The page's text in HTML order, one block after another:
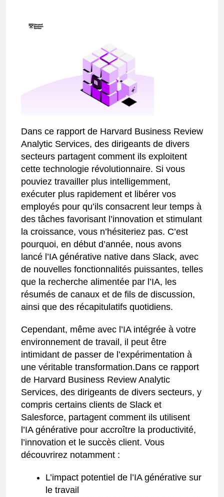
Dans ce rapport de Harvard Business Review
Analytic Services, des dirigeants de divers
secteurs partagent comment ils exploitent
cette technologie révolutionnaire. Si vous
pouviez travailler plus intelligemment,
exécuter plus rapidement et libérer vos
employés pour qu’ils consacrent leur temps à
des tâches favorisant l’innovation et stimulant
la croissance, vous n’hésiteriez pas. C’est
pourquoi, en début d’année, nous avons
lancé l’IA générative native dans Slack, avec
de nouvelles fonctionnalités puissantes, telles
que la recherche alimentée par l’IA, les
résumés de canaux et de fils de discussion,
ainsi que des récapitulatifs quotidiens.
Cependant, même avec l’IA intégrée à votre
environnement de travail, il peut être
intimidant de passer de l’expérimentation à
une véritable transformation.Dans ce rapport
de Harvard Business Review Analytic
Services, des dirigeants de divers secteurs, y
compris certains clients de Slack et
Salesforce, partagent comment ils utilisent
l’IA générative pour accroître la productivité,
l’innovation et le succès client. Vous
découvrirez notamment :
L’impact potentiel de l’IA générative sur
le travail